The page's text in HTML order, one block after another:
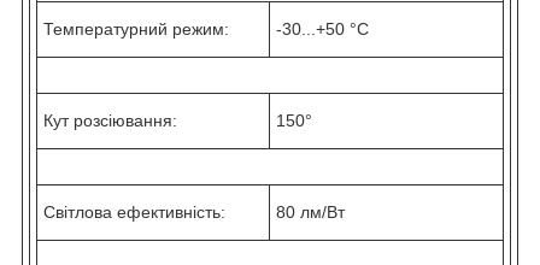
Температурний режим: -30...+50 °C
Кут розсіювання: 150°
Світлова ефективність: 80 лм/Вт